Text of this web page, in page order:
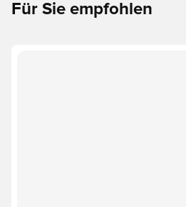
Für Sie empfohlen